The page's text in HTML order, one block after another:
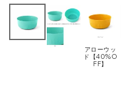
アローウッ
ド【40%O
FF】